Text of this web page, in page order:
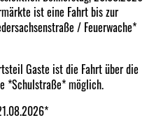
ist eine Fahrt bis zur
/ Feuerwache*
Gaste ist die Fahrt über die
*Schulstraße* möglich.